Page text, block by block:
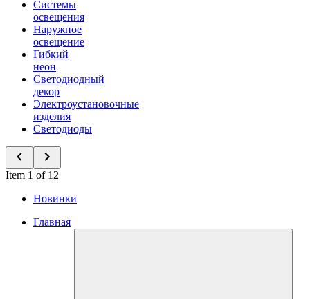
Системы
освещения
Наружное
освещение
Гибкий
неон
Светодиодный
декор
Электроустановочные
изделия
Светодиоды
Item 1 of 12
Новинки
Главная